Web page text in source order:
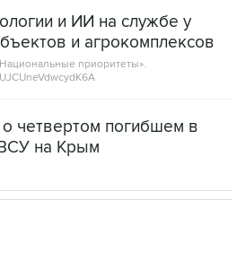
и ИИ на службе у
и агрокомплексов
приоритеты».
четвертом погибшем в
ВСУ на Крым